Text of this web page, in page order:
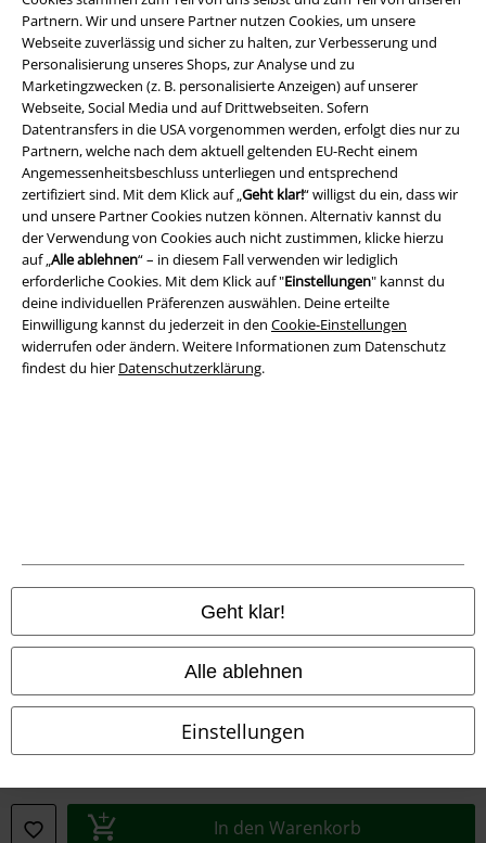
Partnern. Wir und unsere Partner nutzen Cookies, um unsere
Webseite zuverlässig und sicher zu halten, zur Verbesserung und
Personalisierung unseres Shops, zur Analyse und zu
Marketingzwecken (z. B. personalisierte Anzeigen) auf unserer
Webseite, Social Media und auf Drittwebseiten. Sofern
Datentransfers in die USA vorgenommen werden, erfolgt dies nur zu
Partnern, welche nach dem aktuell geltenden EU-Recht einem
Angemessenheitsbeschluss unterliegen und entsprechend
zertifiziert sind. Mit dem Klick auf „Geht klar!“ willigst du ein, dass wir
und unsere Partner Cookies nutzen können. Alternativ kannst du
der Verwendung von Cookies auch nicht zustimmen, klicke hierzu
auf „Alle ablehnen“ – in diesem Fall verwenden wir lediglich
erforderliche Cookies. Mit dem Klick auf "Einstellungen" kannst du
deine individuellen Präferenzen auswählen. Deine erteilte
Einwilligung kannst du jederzeit in den Cookie-Einstellungen
widerrufen oder ändern. Weitere Informationen zum Datenschutz
findest du hier Datenschutzerklärung.
Geht klar!
Alle ablehnen
Einstellungen
In den Warenkorb
Rechtliches
AGB
Impressum
Datenschutz
Entsorgung und Umweltschutz
Alle Preise inkl. gesetzlicher Mehrwertsteuer, zzgl.Versandkosten
© 1986-2026 E.M.P. Merchandising HGmbH
EMP Online Shops
EMP France